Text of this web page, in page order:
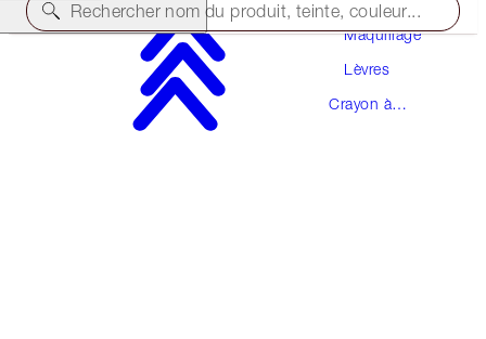
Rechercher nom du produit, teinte, couleur...
Maquillage
Lèvres
Crayon à
PILLOW TALK MEDIUM